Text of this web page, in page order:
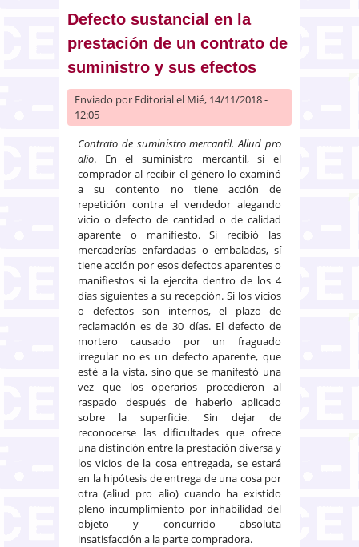
Defecto sustancial en la
prestación de un contrato de
suministro y sus efectos
Enviado por Editorialel Mié, 14/11/2018 -
12:05
Contrato de suministro mercantil. Aliud pro
alio. En el suministro mercantil, si el
comprador al recibir el género lo examinó
a su contento no tiene acción de
repetición contra el vendedor alegando
vicio o defecto de cantidad o de calidad
aparente o manifiesto. Si recibió las
mercaderías enfardadas o embaladas, sí
tiene acción por esos defectos aparentes o
manifiestos si la ejercita dentro de los 4
días siguientes a su recepción. Si los vicios
o defectos son internos, el plazo de
reclamación es de 30 días. El defecto de
mortero causado por un fraguado
irregular no es un defecto aparente, que
esté a la vista, sino que se manifestó una
vez que los operarios procedieron al
raspado después de haberlo aplicado
sobre la superficie. Sin dejar de
reconocerse las dificultades que ofrece
una distinción entre la prestación diversa y
los vicios de la cosa entregada, se estará
en la hipótesis de entrega de una cosa por
otra (aliud pro alio) cuando ha existido
pleno incumplimiento por inhabilidad del
objeto y concurrido absoluta
insatisfacción a la parte compradora.